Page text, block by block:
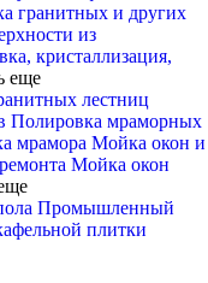
гранитных и других
из
кристаллизация,
еще
лестниц
Полировка мраморных
мрамора Мойка окон и
Мойка окон
Промышленный
плитки